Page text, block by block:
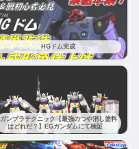
HGドム完成
ガンプラテクニック【最強のつや消し塗料
はどれだ？】EGガンダムにて検証